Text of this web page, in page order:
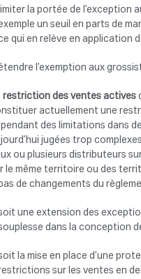
limiter la portée de
un seuil en parts de
qui en relève en application
l’exemption aux
restriction des ventes actives
actuellement une
des limitations dans
jugées trop
ou plusieurs distributeurs
le même territoire ou des
de changements du
une extension des
dans la conception
la mise en place d’une
sur les ventes en